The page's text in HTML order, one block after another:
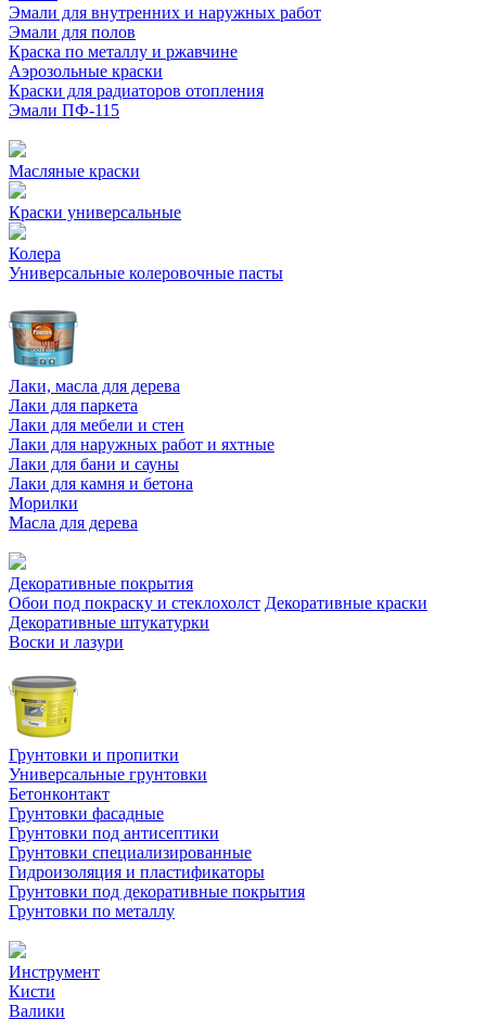
Эмали для внутренних и наружных работ
Эмали для полов
Краска по металлу и ржавчине
Аэрозольные краски
Краски для радиаторов отопления
Эмали ПФ-115
Масляные краски
Краски универсальные
Колера
Универсальные колеровочные пасты
Лаки, масла для дерева
Лаки для паркета
Лаки для мебели и стен
Лаки для наружных работ и яхтные
Лаки для бани и сауны
Лаки для камня и бетона
Морилки
Масла для дерева
Декоративные покрытия
Обои под покраску и стеклохолст Декоративные краски
Декоративные штукатурки
Воски и лазури
Грунтовки и пропитки
Универсальные грунтовки
Бетонконтакт
Грунтовки фасадные
Грунтовки под антисептики
Грунтовки специализированные
Гидроизоляция и пластификаторы
Грунтовки под декоративные покрытия
Грунтовки по металлу
Инструмент
Кисти
Валики